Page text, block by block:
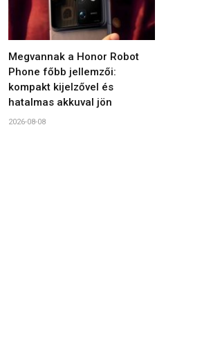
Megvannak a Honor Robot
Phone főbb jellemzői:
kompakt kijelzővel és
hatalmas akkuval jön
2026-08-08